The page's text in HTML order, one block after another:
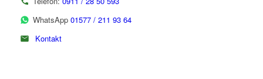
WhatsApp 01577 / 211 93 64
Kontakt